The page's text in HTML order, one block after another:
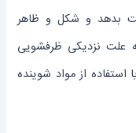
بدهد و شکل و ظاهر
علت نزدیکی ظرفشویی
از مواد شوینده